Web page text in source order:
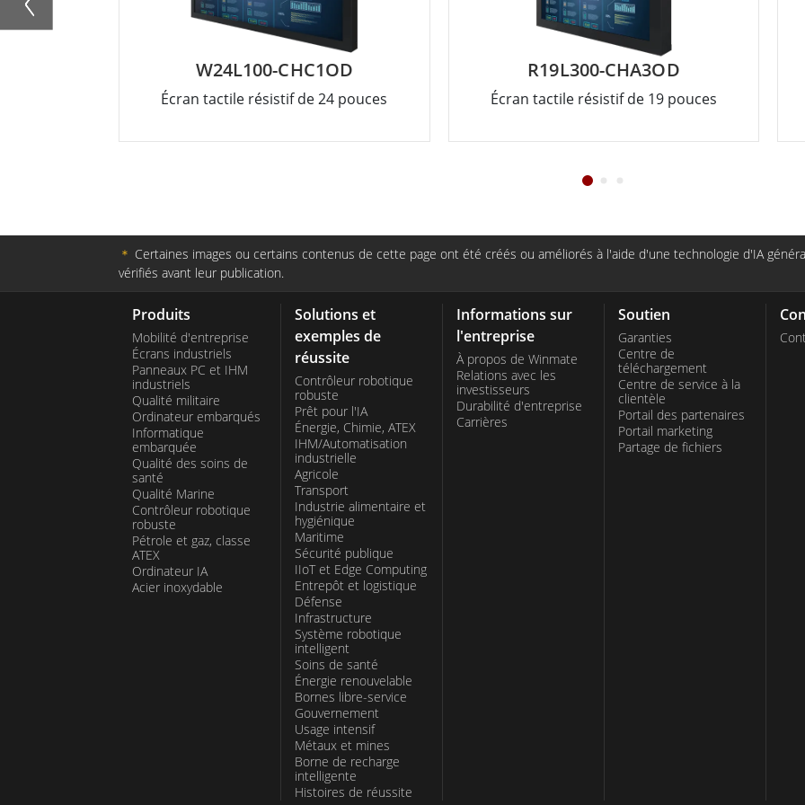
W24L100-CHC1OD
Écran tactile résistif de 24 pouces
R19L300-CHA3OD
Écran tactile résistif de 19 pouces
＊ Certaines images ou certains contenus de cette page ont été créés ou améliorés à l'aide d'une technologie d'IA
vérifiés avant leur publication.
Produits
Mobilité d'entreprise
Écrans industriels
Panneaux PC et IHM
industriels
Qualité militaire
Ordinateur embarqués
Informatique
embarquée
Qualité des soins de
santé
Qualité Marine
Contrôleur robotique
robuste
Pétrole et gaz, classe
ATEX
Ordinateur IA
Acier inoxydable
Solutions et
exemples de
réussite
Contrôleur robotique
robuste
Prêt pour l'IA
Énergie, Chimie, ATEX
IHM/Automatisation
industrielle
Agricole
Transport
Industrie alimentaire et
hygiénique
Maritime
Sécurité publique
IIoT et Edge Computing
Entrepôt et logistique
Défense
Infrastructure
Système robotique
intelligent
Soins de santé
Énergie renouvelable
Bornes libre-service
Gouvernement
Usage intensif
Métaux et mines
Borne de recharge
intelligente
Histoires de réussite
Informations sur
l'entreprise
À propos de Winmate
Relations avec les
investisseurs
Durabilité d'entreprise
Carrières
Soutien
Garanties
Centre de
téléchargement
Centre de service à la
clientèle
Portail des partenaires
Portail marketing
Partage de fichiers